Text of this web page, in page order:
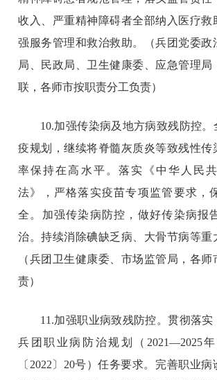
收入、严重精神障碍者全部纳入医疗救
强服务管理和救治救助。（兵团党委政
局、民政局、卫生健康委、应急管理局
联，各师市按职责分工负责）
10.加强传染病及地方病致残防控
疫规划，继续将脊髓灰质炎等致残性传
率保持在高水平。落实《中华人民
法》，严格落实疫苗专项监管要求，
全。加强传染病防控，做好传染病报
治。持续消除碘缺乏病、大骨节病等重
（兵团卫生健康委、市场监管局，各师
责）
11.加强职业病致残防控。贯彻落
兵团职业病防治规划（2021—2025
〔2022〕20号）任务要求。完善职业